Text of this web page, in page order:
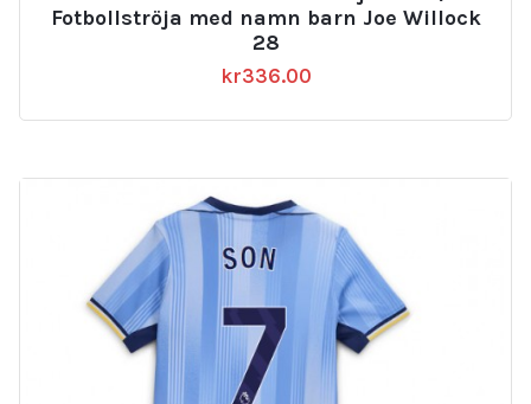
Fotbollströja med namn barn Joe Willock
28
kr336.00